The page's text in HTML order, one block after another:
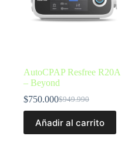
AutoCPAP Resfree R20A
– Beyond
$949.990
$750.000
Añadir al carrito